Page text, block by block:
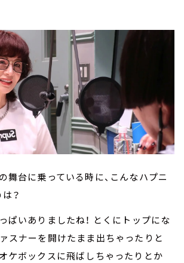
舞台に乗っている時に、こんなハプニ
？
ぱいありましたね！ とくにトップにな
スナーを開けたまま出ちゃったりと
ケボックスに飛ばしちゃったりとか